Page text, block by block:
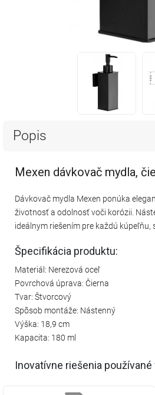
Popis
Mexen dávkovač mydla,
Dávkovač mydla Mexen ponúka
životnosť a odolnosť voči korózii.
ideálnym riešením pre každú
Špecifikácia produktu:
Materiál: Nerezová oceľ
Povrchová úprava: Čierna
Tvar: Štvorcový
Spôsob montáže: Nástenný
Výška: 18,9 cm
Kapacita: 180 ml
Inovatívne riešenia